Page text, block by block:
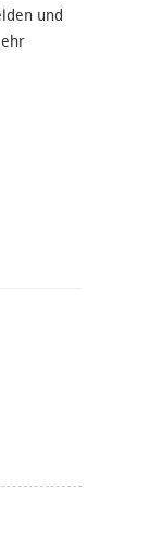
und